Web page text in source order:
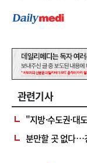
관련기사
"지방·수도권·대
분만할 곳 없다…